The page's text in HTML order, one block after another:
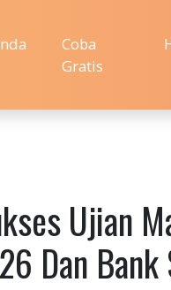
Coba
Gratis
Ujian
Dan Bank